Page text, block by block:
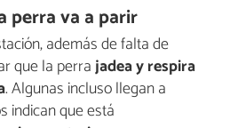
perra va a parir
además de falta de
que la perrajadea y respira
. Algunas incluso llegan a
indican que está